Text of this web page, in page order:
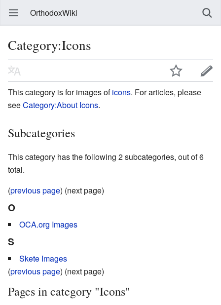
OrthodoxWiki
Category:Icons
This category is for images oficons. For articles, please
seeCategory:About Icons.
Subcategories
This category has the following 2 subcategories, out of 6
total.
(previous page) (next page)
O
OCA.org Images
S
Skete Images
(previous page) (next page)
Pages in category "Icons"